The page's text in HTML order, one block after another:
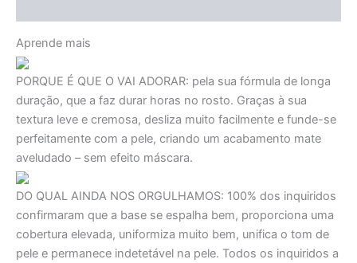
Aprende mais
PORQUE É QUE O VAI ADORAR: pela sua fórmula de longa
duração, que a faz durar horas no rosto. Graças à sua
textura leve e cremosa, desliza muito facilmente e funde-se
perfeitamente com a pele, criando um acabamento mate
aveludado – sem efeito máscara.
DO QUAL AINDA NOS ORGULHAMOS: 100% dos inquiridos
confirmaram que a base se espalha bem, proporciona uma
cobertura elevada, uniformiza muito bem, unifica o tom de
pele e permanece indetetável na pele. Todos os inquiridos a